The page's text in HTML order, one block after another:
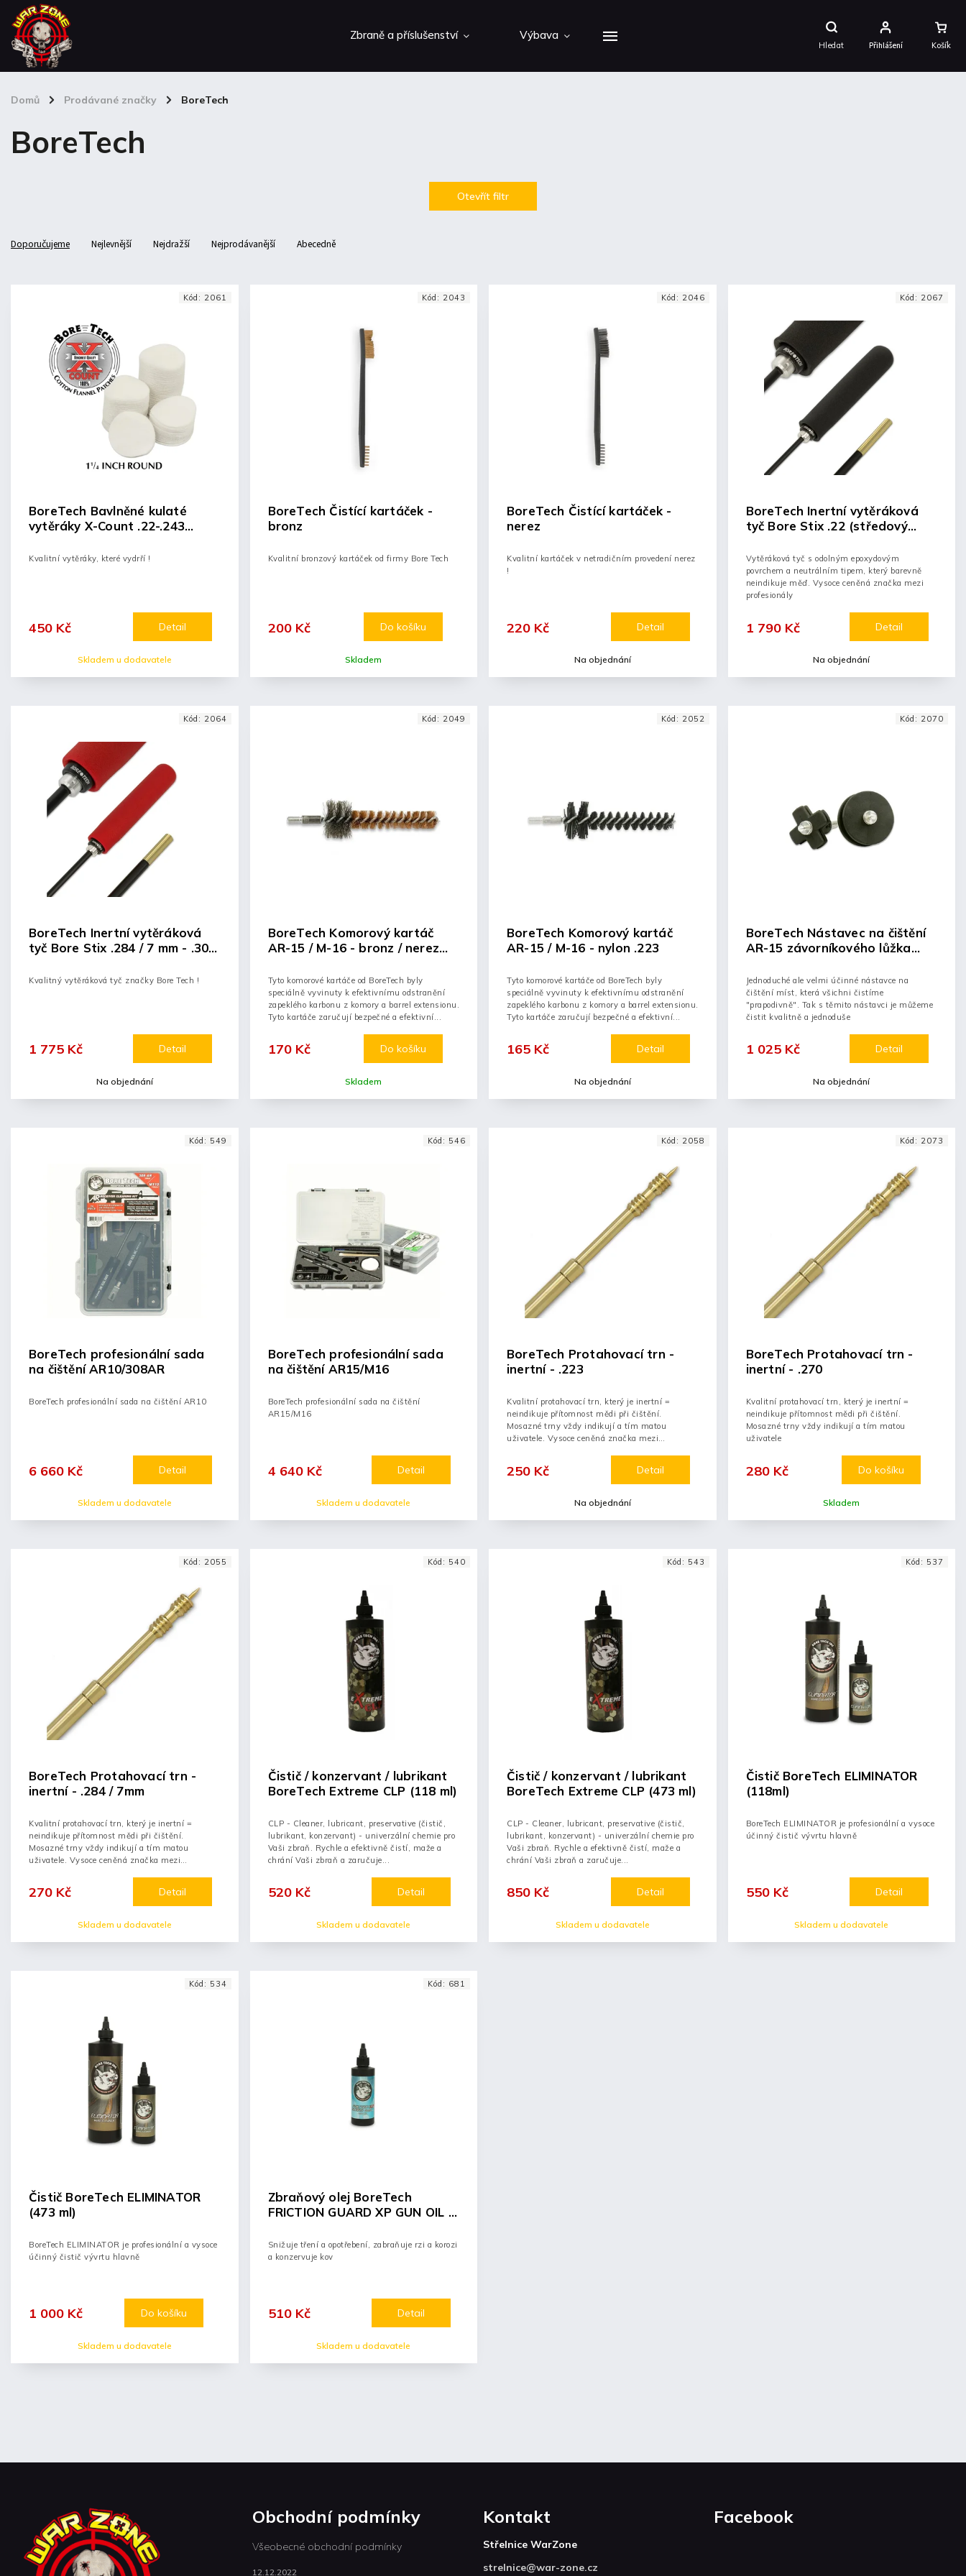
Hledat
Nákupní
Košík
Přihlášení
Zbraně a příslušenství Výbava
Domů / Prodávané značky / BoreTech
BoreTech
Otevřít filtr
Doporučujeme Nejlevnější Nejdražší Nejprodávanější Abecedně
BoreTech Bavlněné kulaté
vytěráky X-Count .22-.243
Skladem u dodavatele
450 Kč Detail
Kvalitní vytěráky, které vydrří !
Kód: 2061
BoreTech Čistící kartáček -
bronz
Skladem
200 Kč Do košíku
Kvalitní bronzový kartáček od firmy Bore Tech
Kód: 2043
BoreTech Čistící kartáček -
nerez
Na objednání
220 Kč Detail
Kvalitní kartáček v netradičním provedení nerez
!
Kód: 2046
BoreTech Inertní vytěráková
tyč Bore Stix .22 (středový
Na objednání
1 790 Kč Detail
Vytěráková tyč s odolným epoxydovým
povrchem a neutrálním tipem, který barevně
neindikuje měď. Vysoce ceněná značka mezi
profesionály
Kód: 2067
BoreTech Inertní vytěráková
tyč Bore Stix .284 / 7 mm - .30 /
Na objednání
1 775 Kč Detail
Kvalitný vytěráková tyč značky Bore Tech !
Kód: 2064
BoreTech Komorový kartáč
AR-15 / M-16 - bronz / nerez
Skladem
170 Kč Do košíku
Tyto komorové kartáče od BoreTech byly
speciálně vyvinuty k efektivnímu odstranění
zapeklého karbonu z komory a barrel extensionu.
Tyto kartáče zaručují bezpečné a efektivní...
Kód: 2049
BoreTech Komorový kartáč
AR-15 / M-16 - nylon .223
Na objednání
165 Kč Detail
Tyto komorové kartáče od BoreTech byly
speciálně vyvinuty k efektivnímu odstranění
zapeklého karbonu z komory a barrel extensionu.
Tyto kartáče zaručují bezpečné a efektivní...
Kód: 2052
BoreTech Nástavec na čištění
AR-15 závorníkového lůžka
Na objednání
1 025 Kč Detail
Jednoduché ale velmi účinné nástavce na
čištění míst, která všichni čistíme
"prapodivně". Tak s těmito nástavci je můžeme
čistit kvalitně a jednoduše
Kód: 2070
BoreTech profesionální sada
na čištění AR10/308AR
Skladem u dodavatele
6 660 Kč Detail
BoreTech profesionální sada na čištění AR10
Kód: 549
BoreTech profesionální sada
na čištění AR15/M16
Skladem u dodavatele
4 640 Kč Detail
BoreTech profesionální sada na čištění
AR15/M16
Kód: 546
BoreTech Protahovací trn -
inertní - .223
Na objednání
250 Kč Detail
Kvalitní protahovací trn, který je inertní =
neindikuje přítomnost mědi při čištění.
Mosazné trny vždy indikují a tím matou
uživatele. Vysoce ceněná značka mezi
Kód: 2058
BoreTech Protahovací trn -
inertní - .270
Skladem
280 Kč Do košíku
Kvalitní protahovací trn, který je inertní =
neindikuje přítomnost mědi při čištění.
Mosazné trny vždy indikují a tím matou
uživatele
Kód: 2073
BoreTech Protahovací trn -
inertní - .284 / 7mm
Skladem u dodavatele
270 Kč Detail
Kvalitní protahovací trn, který je inertní =
neindikuje přítomnost mědi při čištění.
Mosazné trny vždy indikují a tím matou
uživatele. Vysoce ceněná značka mezi
Kód: 2055
Čistič / konzervant / lubrikant
BoreTech Extreme CLP (118 ml)
Skladem u dodavatele
520 Kč Detail
CLP - Cleaner, lubricant, preservative (čistič,
lubrikant, konzervant) - univerzální chemie pro
Vaši zbraň. Rychle a efektivně čistí, maže a
chrání Vaši zbraň a zaručuje...
Kód: 540
Čistič / konzervant / lubrikant
BoreTech Extreme CLP (473 ml)
Skladem u dodavatele
850 Kč Detail
CLP - Cleaner, lubricant, preservative (čistič,
lubrikant, konzervant) - univerzální chemie pro
Vaši zbraň. Rychle a efektivně čistí, maže a
chrání Vaši zbraň a zaručuje...
Kód: 543
Čistič BoreTech ELIMINATOR
(118ml)
Skladem u dodavatele
550 Kč Detail
BoreTech ELIMINATOR je profesionální a vysoce
účinný čistič vývrtu hlavně
Kód: 537
Čistič BoreTech ELIMINATOR
(473 ml)
Skladem u dodavatele
1 000 Kč Do košíku
BoreTech ELIMINATOR je profesionální a vysoce
účinný čistič vývrtu hlavně
Kód: 534
Zbraňový olej BoreTech
FRICTION GUARD XP GUN OIL -
Skladem u dodavatele
510 Kč Detail
Snižuje tření a opotřebení, zabraňuje rzi a korozi
a konzervuje kov
Kód: 681
Obchodní podmínky
Všeobecné obchodní podmínky
12.12.2022
Kontakt
Střelnice WarZone
strelnice@war-zone.cz
Facebook